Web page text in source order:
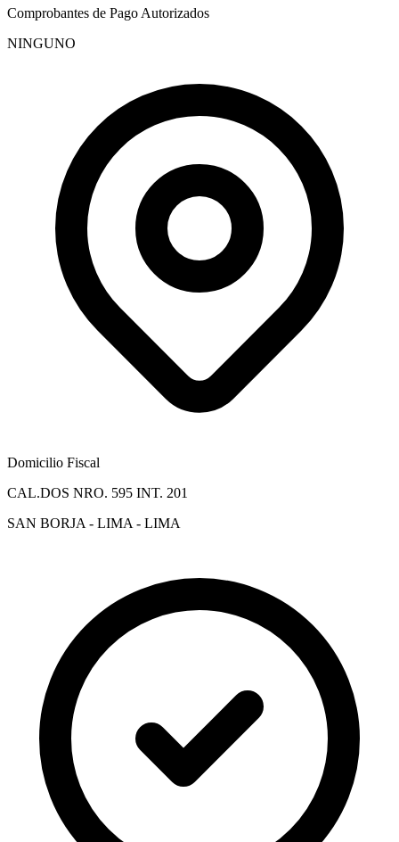
Comprobantes de Pago Autorizados
NINGUNO
Domicilio Fiscal
CAL.DOS NRO. 595 INT. 201
SAN BORJA - LIMA - LIMA